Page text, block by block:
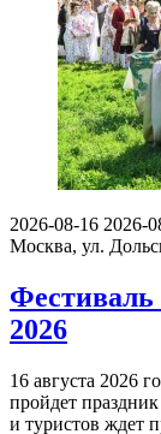
2026-08-16 2026-
Москва, ул.
2026
16 августа 2026
пройдет
и туристов ждет